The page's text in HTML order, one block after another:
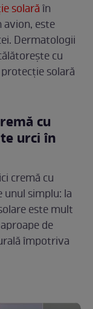
solarăîn
avion, este
Dermatologii
cu
solară
cu
urci în
cremă cu
simplu: la
este mult
de
împotriva